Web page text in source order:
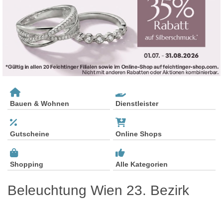
Bauen & Wohnen Dienstleister
Gutscheine Online Shops
Shopping Alle Kategorien
Beleuchtung Wien 23. Bezirk